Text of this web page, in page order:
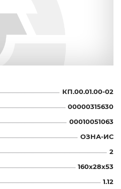
КП.00.01.00-02
00000315630
00010051063
ОЗНА-ИС
2
160x28x53
1.12